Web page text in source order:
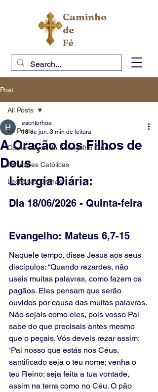
Caminho
de
Fé
Post
All Posts
Comentários do Evangelho Diário
Reflexões Católicas
Lectiones Divinae
All Posts
A Oração dos Filhos de
Deus
escritorhoa
18 de jun. 3 min de leitura
Liturgia Diária:
Dia 18/06/2026 - Quinta-feira
Evangelho: Mateus 6,7-15
Naquele tempo, disse Jesus aos seus
discípulos: “Quando rezardes, não
useis muitas palavras, como fazem os
pagãos. Eles pensam que serão
ouvidos por causa das muitas palavras.
Não sejais como eles, pois vosso Pai
sabe do que precisais antes mesmo
que o peçais. Vós deveis rezar assim:
‘Pai nosso que estás nos Céus,
santificado seja o teu nome; venha o
teu Reino; seja feita a tua vontade,
assim na terra como no Céu. O pão